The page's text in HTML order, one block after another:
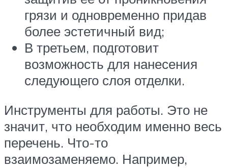
грязи и одновременно придав
более эстетичный вид;
В третьем, подготовит
возможность для нанесения
следующего слоя отделки.
Инструменты для работы. Это не
значит, что необходим именно весь
перечень. Что-то
взаимозаменяемо. Например,